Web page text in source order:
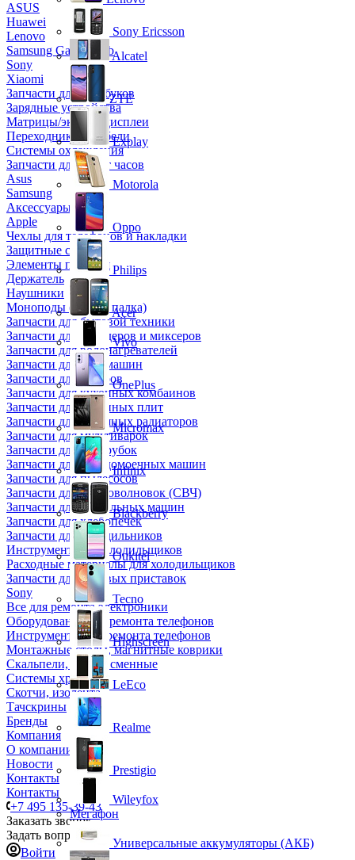
ASUS
Huawei
Lenovo
Samsung Galaxy Tab
Sony
Xiaomi
Запчасти для ноутбуков
Зарядные устройства
Матрицы/экраны/дисплеи
Переходники и кабели
Системы охлаждения
Запчасти для смарт часов
Asus
Samsung
Аксессуары
Apple
Чехлы для телефонов и накладки
Защитные стекла
Элементы питания
Держатель
Наушники
Моноподы (Селфи палка)
Запчасти для бытовой техники
Запчасти для блендеров и миксеров
Запчасти для водонагревателей
Запчасти для кофемашин
Запчасти для кулеров
Запчасти для кухонных комбаинов
Запчасти для кухонных плит
Запчасти для масляных радиаторов
Запчасти для мультиварок
Запчасти для мясорубок
Запчасти для посудомоечных машин
Запчасти для пылесосов
Запчасти для микроволновок (СВЧ)
Запчасти для стиральных машин
Запчасти для хлебопечек
Запчасти для холодильников
Инструмент для холодильщиков
Расходные материалы для холодильщиков
Запчасти для игровых приставок
Sony
Все для ремонта электроники
Оборудование для ремонта телефонов
Инструменты для ремонта телефонов
Монтажные столы, магнитные коврики
Скальпели, лезвия сменные
Системы хранения
Скотчи, изолента
Тачскрины
Бренды
Компания
О компании
Новости
Контакты
Контакты
+7 495 135-39-43
Заказать звонок
Задать вопрос
Войти
Sony Ericsson
Alcatel
ZTE
Explay
Motorola
Oppo
Philips
Acer
Vivo
OnePlus
Micromax
Infinix
Blackberry
Oukitel
Tecno
Highscreen
LeEco
Realme
Prestigio
Wileyfox
Мегафон
Универсальные аккумуляторы (АКБ)